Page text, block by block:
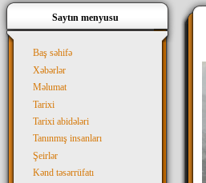
Saytın menyusu
Baş səhifə
Xəbərlər
Məlumat
Tarixi
Tarixi abidələri
Tanınmış insanları
Şeirlər
Kənd təsərrüfatı